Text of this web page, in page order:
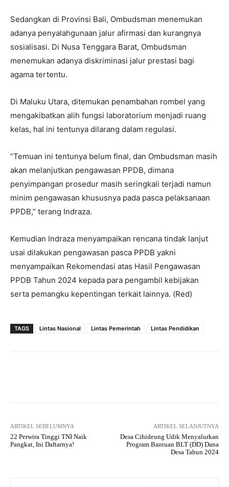
Sedangkan di Provinsi Bali, Ombudsman menemukan
adanya penyalahgunaan jalur afirmasi dan kurangnya
sosialisasi. Di Nusa Tenggara Barat, Ombudsman
menemukan adanya diskriminasi jalur prestasi bagi
agama tertentu.
Di Maluku Utara, ditemukan penambahan rombel yang
mengakibatkan alih fungsi laboratorium menjadi ruang
kelas, hal ini tentunya dilarang dalam regulasi.
“Temuan ini tentunya belum final, dan Ombudsman masih
akan melanjutkan pengawasan PPDB, dimana
penyimpangan prosedur masih seringkali terjadi namun
minim pengawasan khususnya pada pasca pelaksanaan
PPDB,” terang Indraza.
Kemudian Indraza menyampaikan rencana tindak lanjut
usai dilakukan pengawasan pasca PPDB yakni
menyampaikan Rekomendasi atas Hasil Pengawasan
PPDB Tahun 2024 kepada para pengambil kebijakan
serta pemangku kepentingan terkait lainnya. (Red)
TAGS Lintas Nasional Lintas Pemerintah Lintas Pendidikan
ARTIKEL SEBELUMNYA
22 Perwira Tinggi TNI Naik
Pangkat, Ini Daftarnya!
ARTIKEL SELANJUTNYA
Desa Cihideung Udik Menyalurkan
Program Bantuan BLT (DD) Dana
Desa Tahun 2024